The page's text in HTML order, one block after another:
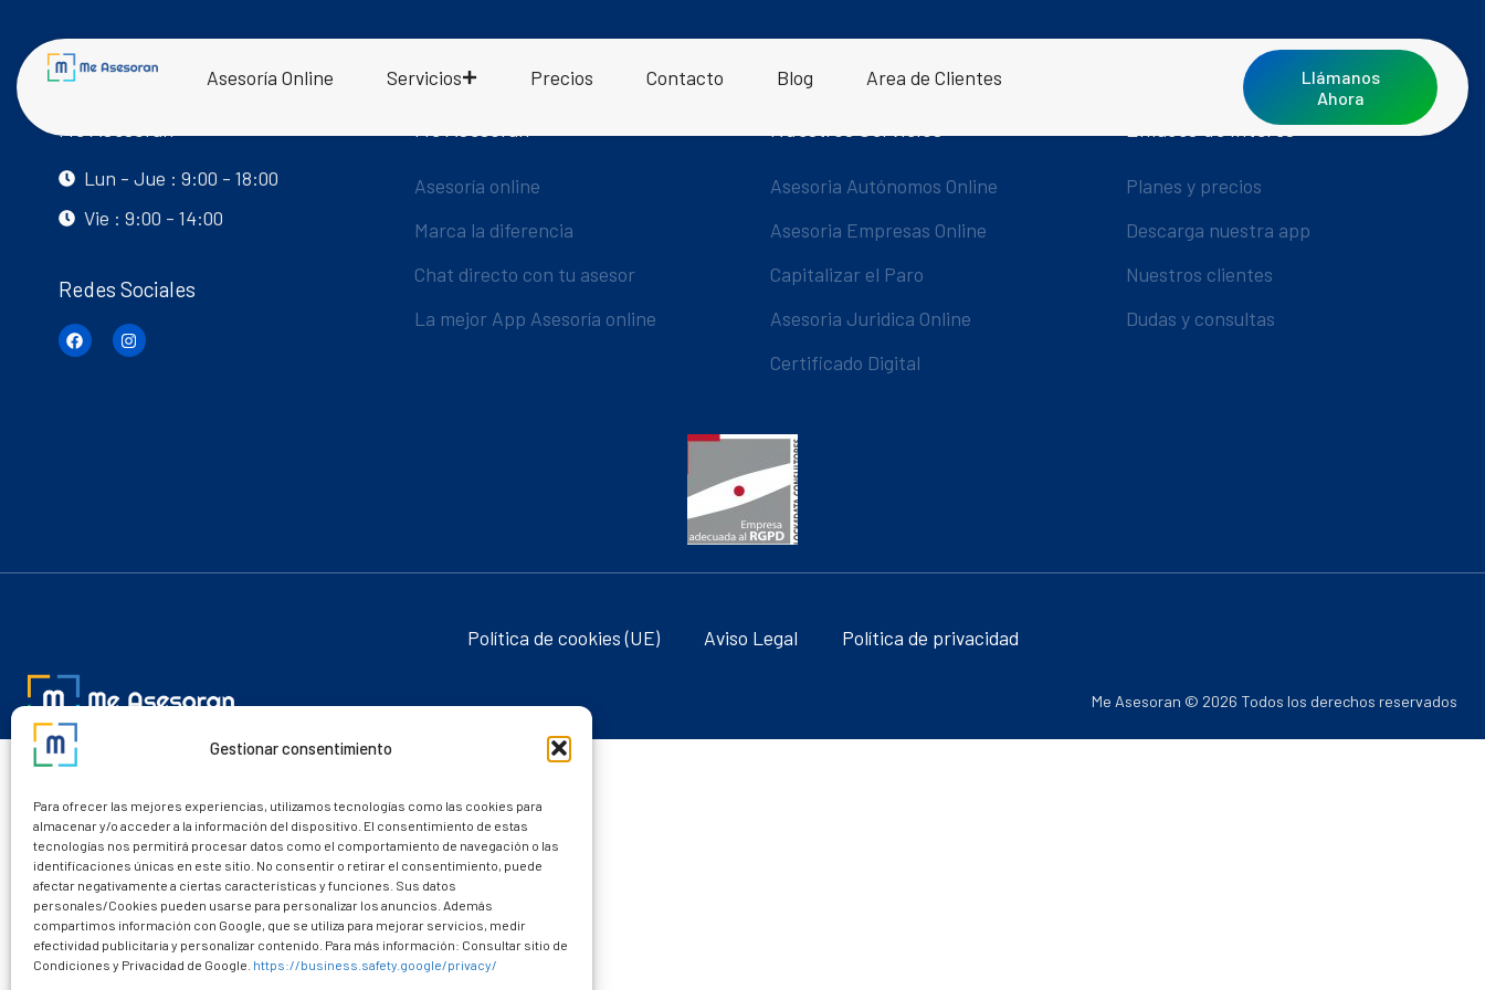
Gestionar consentimiento
Para ofrecer las mejores experiencias, utilizamos tecnologías como las cookies para
almacenar y/o acceder a la información del dispositivo. El consentimiento de estas
tecnologías nos permitirá procesar datos como el comportamiento de navegación o las
identificaciones únicas en este sitio. No consentir o retirar el consentimiento, puede
afectar negativamente a ciertas características y funciones. Sus datos
personales/Cookies pueden usarse para personalizar los anuncios. Además
compartimos información con Google, que se utiliza para mejorar servicios, medir
efectividad publicitaria y personalizar contenido. Para más información: Consultar sitio de
Condiciones y Privacidad de Google. https://business.safety.google/privacy/
Asesoría Online Servicios Precios Contacto Blog Area de Clientes
Llámanos
Ahora
Me Asesoran
Lun - Jue : 9:00 - 18:00
Vie : 9:00 - 14:00
Redes Sociales
Asesoría online
Marca la diferencia
Chat directo con tu asesor
La mejor App Asesoría online
Asesoria Autónomos Online
Asesoria Empresas Online
Capitalizar el Paro
Asesoria Juridica Online
Certificado Digital
Enlaces de Interés
Planes y precios
Descarga nuestra app
Nuestros clientes
Dudas y consultas
Política de cookies (UE) Aviso Legal Política de privacidad
Me Asesoran © 2026 Todos los derechos reservados